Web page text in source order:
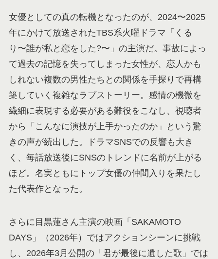
女優としての真の転機となったのが、2024〜2025
年にかけて放送されたTBS系火曜ドラマ「くる
り〜誰が私と恋をした?〜」の主演だ。事故によっ
て過去の記憶を失ってしまった女性が、恋人かも
しれない複数の男性たちとの関係を手探りで再構
築していく複雑なラブストーリー。感情の機微を
繊細に表現する必要がある難役をこなし、視聴者
から「こんなに演技が上手かったのか」という驚
きの声が続出した。ドラマSNSでの反響も大き
く、毎話放送後にSNSのトレンドに名前が上がる
ほど。名実ともにトップ女優の仲間入りを果たし
た代表作となった。
さらに目黒蓮さん主演の映画「SAKAMOTO
DAYS」（2026年）ではアクションシーンに挑戦
し、2026年3月公開の「君が最後に遺した歌」では